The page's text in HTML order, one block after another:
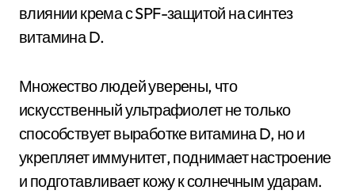
влиянии крема с SPF-защитой на синтез
витамина D.
Множество людей уверены, что
искусственный ультрафиолет не только
способствует выработке витамина D, но и
укрепляет иммунитет, поднимает настроение
и подготавливает кожу к солнечным ударам.